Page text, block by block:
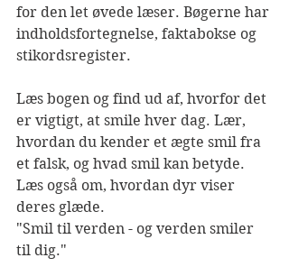
for den let øvede læser. Bøgerne har
indholdsfortegnelse, faktabokse og
stikordsregister.
Læs bogen og find ud af, hvorfor det
er vigtigt, at smile hver dag. Lær,
hvordan du kender et ægte smil fra
et falsk, og hvad smil kan betyde.
Læs også om, hvordan dyr viser
deres glæde.
"Smil til verden - og verden smiler
til dig."